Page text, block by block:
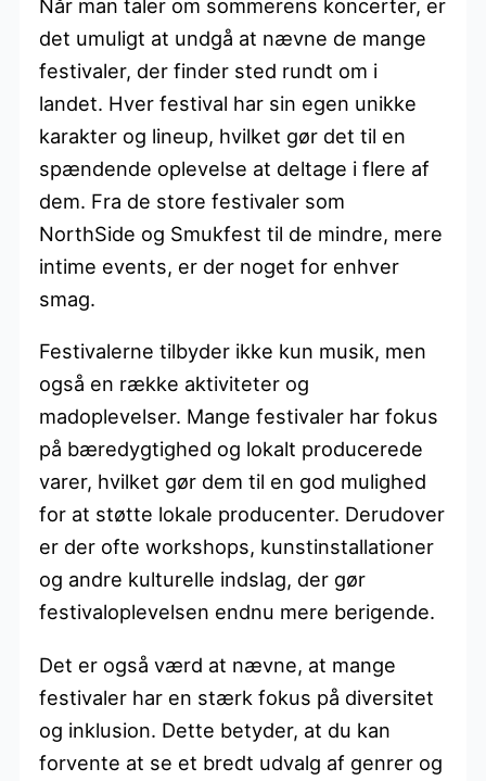
Når man taler om sommerens koncerter, er
det umuligt at undgå at nævne de mange
festivaler, der finder sted rundt om i
landet. Hver festival har sin egen unikke
karakter og lineup, hvilket gør det til en
spændende oplevelse at deltage i flere af
dem. Fra de store festivaler som
NorthSide og Smukfest til de mindre, mere
intime events, er der noget for enhver
smag.
Festivalerne tilbyder ikke kun musik, men
også en række aktiviteter og
madoplevelser. Mange festivaler har fokus
på bæredygtighed og lokalt producerede
varer, hvilket gør dem til en god mulighed
for at støtte lokale producenter. Derudover
er der ofte workshops, kunstinstallationer
og andre kulturelle indslag, der gør
festivaloplevelsen endnu mere berigende.
Det er også værd at nævne, at mange
festivaler har en stærk fokus på diversitet
og inklusion. Dette betyder, at du kan
forvente at se et bredt udvalg af genrer og